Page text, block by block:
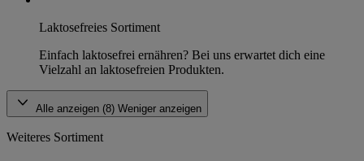
Laktosefreies Sortiment
Einfach laktosefrei ernähren? Bei uns erwartet dich eine
Vielzahl an laktosefreien Produkten.
Alle anzeigen (8) Weniger anzeigen
Weiteres Sortiment